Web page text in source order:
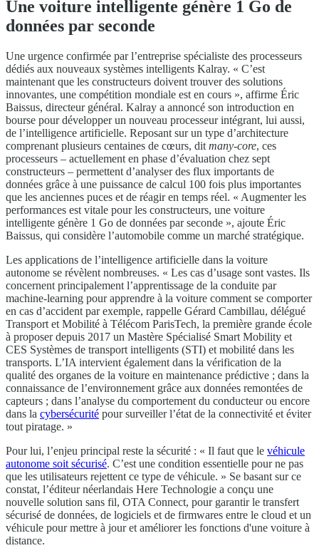
Une voiture intelligente génère 1 Go de
données par seconde
Une urgence confirmée par l’entreprise spécialiste des processeurs
dédiés aux nouveaux systèmes intelligents Kalray. « C’est
maintenant que les constructeurs doivent trouver des solutions
innovantes, une compétition mondiale est en cours », affirme Éric
Baissus, directeur général. Kalray a annoncé son introduction en
bourse pour développer un nouveau processeur intégrant, lui aussi,
de l’intelligence artificielle. Reposant sur un type d’architecture
comprenant plusieurs centaines de cœurs, dit many-core, ces
processeurs – actuellement en phase d’évaluation chez sept
constructeurs – permettent d’analyser des flux importants de
données grâce à une puissance de calcul 100 fois plus importantes
que les anciennes puces et de réagir en temps réel. « Augmenter les
performances est vitale pour les constructeurs, une voiture
intelligente génère 1 Go de données par seconde », ajoute Éric
Baissus, qui considère l’automobile comme un marché stratégique.
Les applications de l’intelligence artificielle dans la voiture
autonome se révèlent nombreuses. « Les cas d’usage sont vastes. Ils
concernent principalement l’apprentissage de la conduite par
machine-learning pour apprendre à la voiture comment se comporter
en cas d’accident par exemple, rappelle Gérard Cambillau, délégué
Transport et Mobilité à Télécom ParisTech, la première grande école
à proposer depuis 2017 un Mastère Spécialisé Smart Mobility et
CES Systèmes de transport intelligents (STI) et mobilité dans les
transports. L’IA intervient également dans la vérification de la
qualité des organes de la voiture en maintenance prédictive ; dans la
connaissance de l’environnement grâce aux données remontées de
capteurs ; dans l’analyse du comportement du conducteur ou encore
dans la cybersécurité pour surveiller l’état de la connectivité et éviter
tout piratage. »
Pour lui, l’enjeu principal reste la sécurité : « Il faut que le véhicule
autonome soit sécurisé. C’est une condition essentielle pour ne pas
que les utilisateurs rejettent ce type de véhicule. » Se basant sur ce
constat, l’éditeur néerlandais Here Technologie a conçu une
nouvelle solution sans fil, OTA Connect, pour garantir le transfert
sécurisé de données, de logiciels et de firmwares entre le cloud et un
véhicule pour mettre à jour et améliorer les fonctions d'une voiture à
distance.